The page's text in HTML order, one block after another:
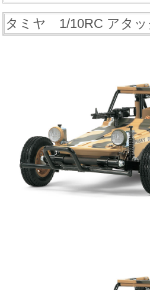
タミヤ 1/10RC アタッ